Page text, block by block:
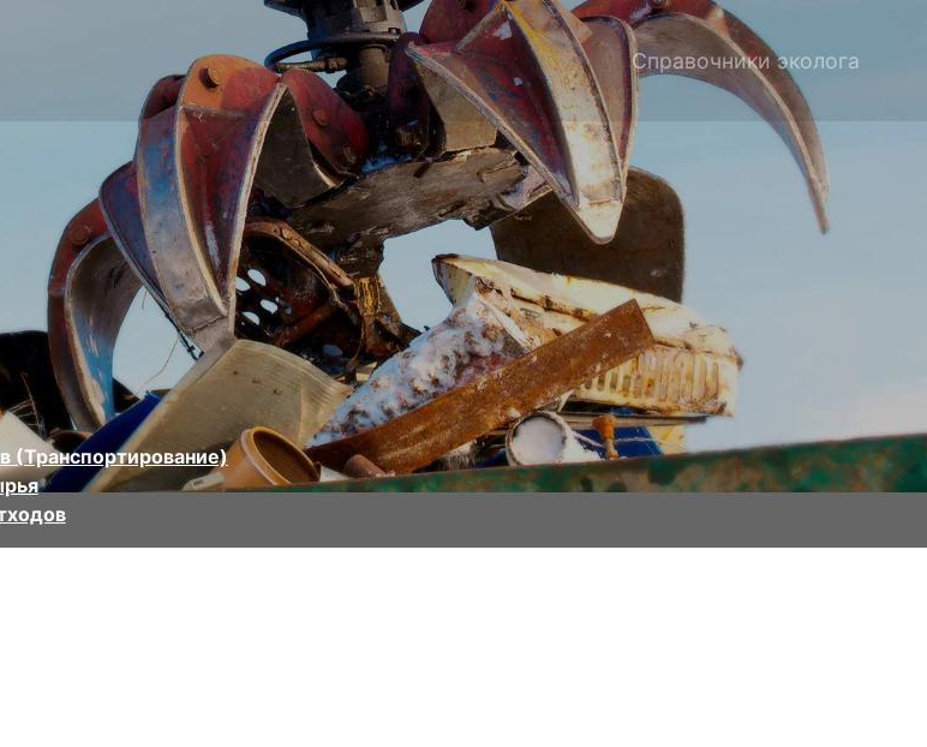
Справочники эколога
(Транспортирование)